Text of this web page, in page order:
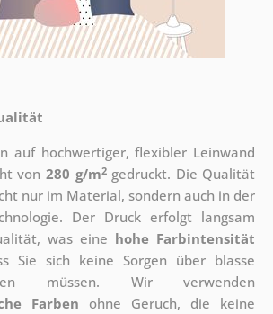
auf hochwertiger, flexibler Leinwand
von 280 g/m2gedruckt. Die Qualität
nur im Material, sondern auch in der
Der Druck erfolgt langsam
was eine hohe Farbintensität
Sie sich keine Sorgen über blasse
müssen. Wir verwenden
Farben ohne Geruch, die keine